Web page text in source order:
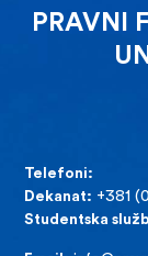
PRAVNI
Telefoni:
Dekanat: +381
Studentska